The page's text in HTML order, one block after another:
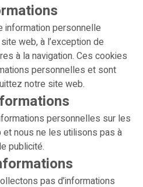
information personnelle
web, à l’exception de
à la navigation. Ces cookies
personnelles et sont
notre site web.
personnelles sur les
nous ne les utilisons pas à
publicité.
pas d’informations